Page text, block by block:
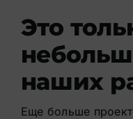
Это
наших
Еще больше